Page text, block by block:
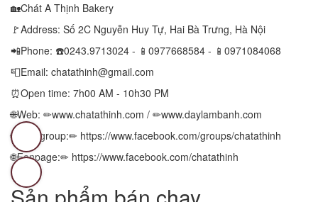
🏡Chát A Thịnh Bakery
🚩Address: Số 2C Nguyễn Huy Tự, Hai Bà Trưng, Hà Nội
📲Phone: ☎️0243.9713024 - 📱0977668584 - 📱0971084068
📮Email: chatathinh@gmail.com
⏰Open time: 7h00 AM - 10h30 PM
🌐Web: ✏www.chatathinh.com / ✏www.daylambanh.com
🌐Facegroup:✏ https://www.facebook.com/groups/chatathinh
🌐Fanpage:✏ https://www.facebook.com/chatathinh